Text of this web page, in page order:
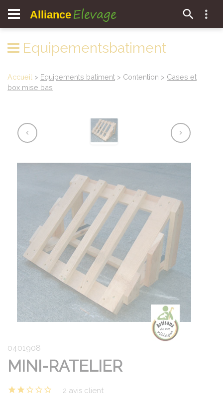
Alliance Elevage
Equipementsbatiment
Accueil > Equipements batiment > Contention > Cases et
box mise bas
0401908
MINI-RATELIER
2 avis client